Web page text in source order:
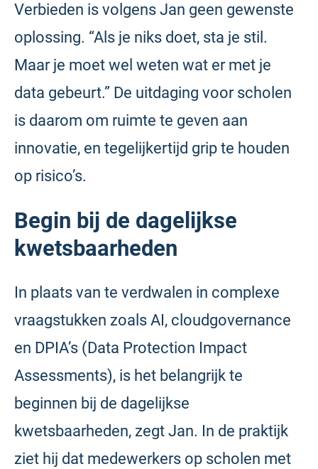
Verbieden is volgens Jan geen gewenste
oplossing. “Als je niks doet, sta je stil.
Maar je moet wel weten wat er met je
data gebeurt.” De uitdaging voor scholen
is daarom om ruimte te geven aan
innovatie, en tegelijkertijd grip te houden
op risico’s.
Begin bij de dagelijkse
kwetsbaarheden
In plaats van te verdwalen in complexe
vraagstukken zoals AI, cloudgovernance
en DPIA’s (Data Protection Impact
Assessments), is het belangrijk te
beginnen bij de dagelijkse
kwetsbaarheden, zegt Jan. In de praktijk
ziet hij dat medewerkers op scholen met